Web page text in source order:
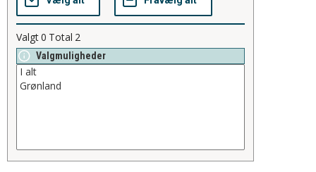
Valgt0 Total 2
Valgmuligheder